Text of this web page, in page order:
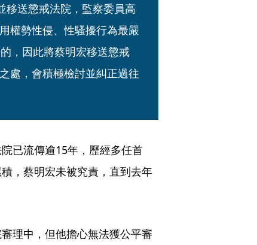
移送懲戒法院，監察委員高
權勢性侵、性騷擾行為最嚴
，因此將蔡明宏移送懲戒
處，會積極檢討並糾正過往
已流傳逾15年，歷經多任首
，蔡明宏未被究責，直到去年
理中，但他擔心無法獲公平審